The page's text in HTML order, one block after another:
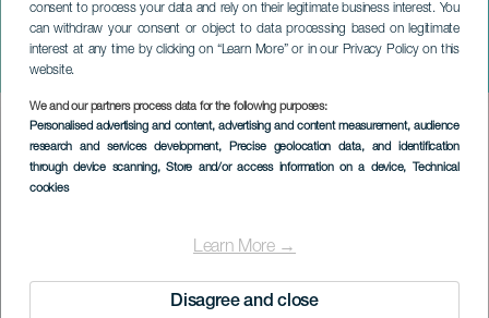
consent to process your data and rely on their legitimate business interest. You
can withdraw your consent or object to data processing based on legitimate
interest at any time by clicking on “Learn More” or in our Privacy Policy on this
website.
We and our partners process data for the following purposes:
Personalised advertising and content, advertising and content measurement, audience
research and services development, Precise geolocation data, and identification
through device scanning, Store and/or access information on a device, Technical
cookies
Learn More →
Disagree and close
Vertical Hermano Pedro
TENERIFE
Imagen
Listado